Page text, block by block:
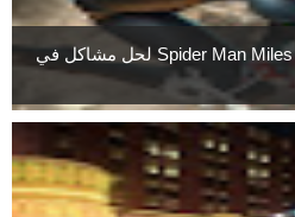
تحديث جديد للعبة Spider Man Miles Morales لحل مشاكل في